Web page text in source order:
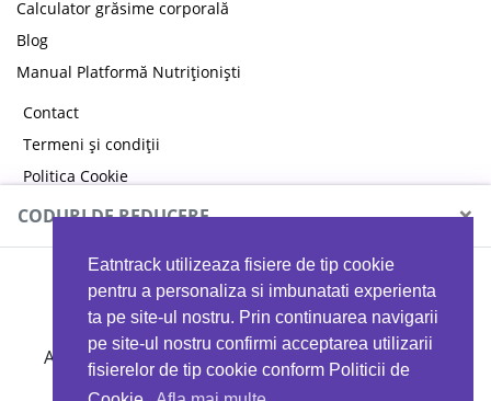
Eatntrack utilizeaza fisiere de tip cookie
pentru a personaliza si imbunatati experienta
ta pe site-ul nostru. Prin continuarea navigarii
pe site-ul nostru confirmi acceptarea utilizarii
fisierelor de tip cookie conform Politicii de
Calculator grăsime corporală
Blog
Manual Platformă Nutriționiști
Contact
Termeni și condiții
Politica Cookie
Politica de confidențialitate
CODURI DE REDUCERE ×
MYPROTEIN
Ai 40%reducere la orice comandă folosind codul
EATTRACK